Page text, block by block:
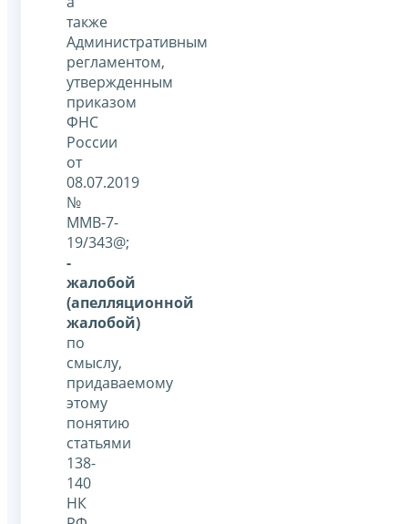
также
Административным
регламентом,
утвержденным
приказом
ФНС
России
от
08.07.2019
№
ММВ-7-
19/343@;
-
жалобой
(апелляционной
жалобой)
по
смыслу,
придаваемому
этому
понятию
статьями
138-
140
НК